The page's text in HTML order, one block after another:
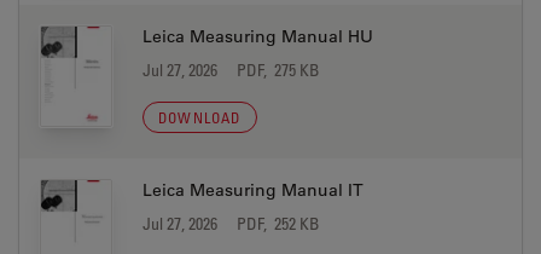
Leica Measuring Manual HU
Jul 27, 2026 PDF, 275 KB
DOWNLOAD
Leica Measuring Manual IT
Jul 27, 2026 PDF, 252 KB